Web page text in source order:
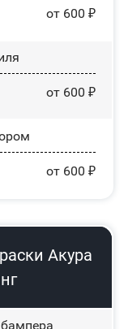
от 600 ₽
от 600 ₽
от 600 ₽
Акура